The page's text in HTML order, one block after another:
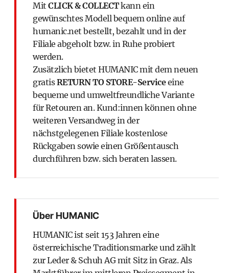
Mit CLICK & COLLECTkann ein
gewünschtes Modell bequem online auf
humanic.net bestellt, bezahlt und in der
Filiale abgeholt bzw. in Ruhe probiert
werden.
Zusätzlich bietet HUMANICmit dem neuen
gratisRETURN TO STORE-Serviceeine
bequeme und umweltfreundliche Variante
für Retouren an. Kund:innen können ohne
weiteren Versandweg in der
nächstgelegenen Filiale kostenlose
Rückgaben sowie einen Größentausch
durchführen bzw. sich beraten lassen.
Über HUMANIC
HUMANICist seit 153 Jahren eine
österreichische Traditionsmarke und zählt
zur Leder & Schuh AG mit Sitz in Graz. Als